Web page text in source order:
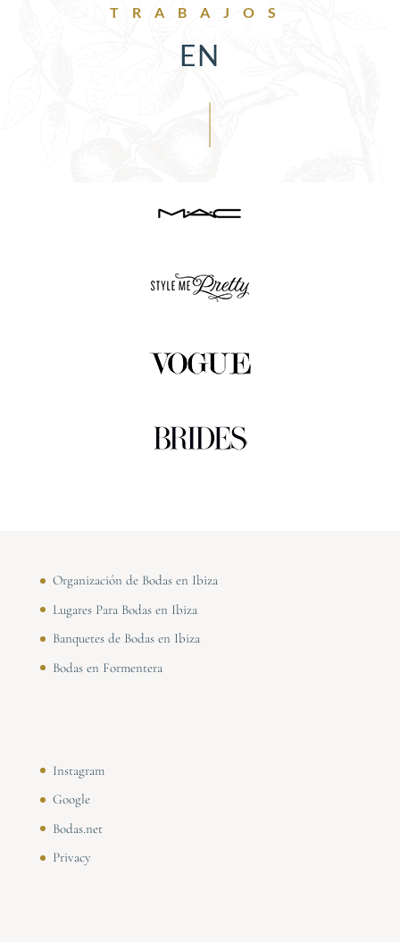
TRABAJOS
EN
Organización de Bodas en Ibiza
Lugares Para Bodas en Ibiza
Banquetes de Bodas en Ibiza
Bodas en Formentera
Instagram
Google
Bodas.net
Privacy